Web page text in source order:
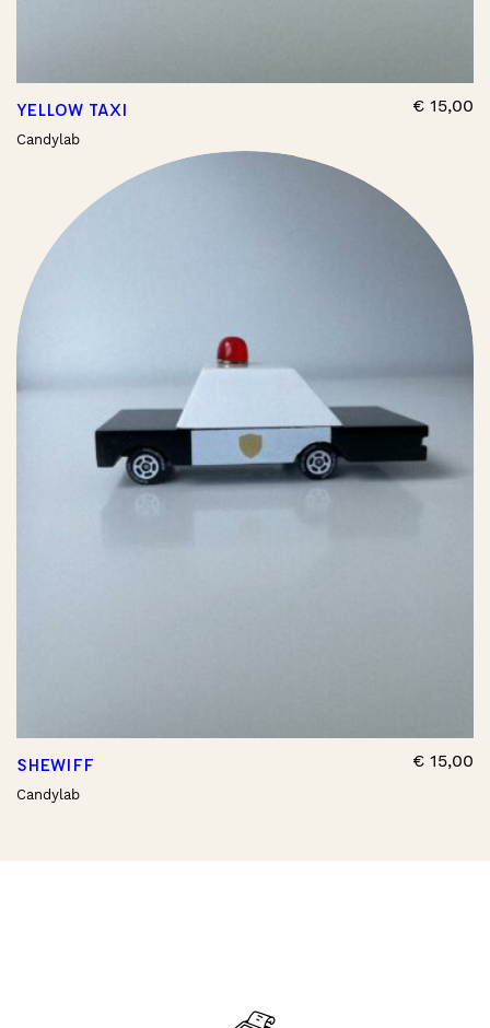
YELLOW TAXI
Candylab
€ 15,00
SHEWIFF
Candylab
€ 15,00